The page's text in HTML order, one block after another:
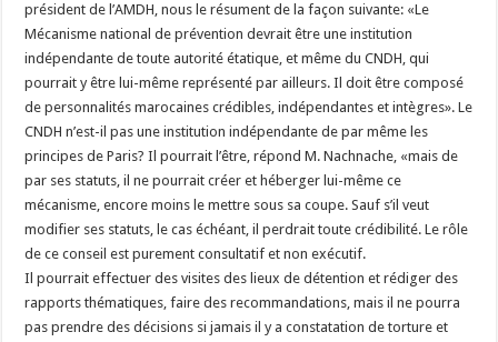
président de l’AMDH, nous le résument de la façon suivante: «Le
Mécanisme national de prévention devrait être une institution
indépendante de toute autorité étatique, et même du CNDH, qui
pourrait y être lui-même représenté par ailleurs. Il doit être composé
de personnalités marocaines crédibles, indépendantes et intègres». Le
CNDH n’est-il pas une institution indépendante de par même les
principes de Paris? Il pourrait l’être, répond M. Nachnache, «mais de
par ses statuts, il ne pourrait créer et héberger lui-même ce
mécanisme, encore moins le mettre sous sa coupe. Sauf s’il veut
modifier ses statuts, le cas échéant, il perdrait toute crédibilité. Le rôle
de ce conseil est purement consultatif et non exécutif.
Il pourrait effectuer des visites des lieux de détention et rédiger des
rapports thématiques, faire des recommandations, mais il ne pourra
pas prendre des décisions si jamais il y a constatation de torture et